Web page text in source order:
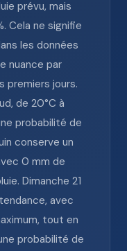
prévu, mais
Cela ne signifie
les données
nuance par
premiers jours.
de 20°C à
probabilité de
conserve un
0 mm de
Dimanche 21
avec
tout en
probabilité de